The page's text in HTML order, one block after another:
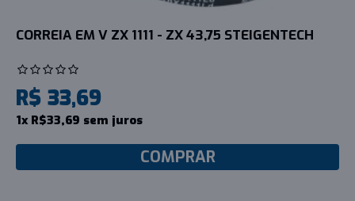
CORREIA EM V ZX 1111 - ZX 43,75 STEIGENTECH
R$ 33,69
1x R$33,69 sem juros
COMPRAR